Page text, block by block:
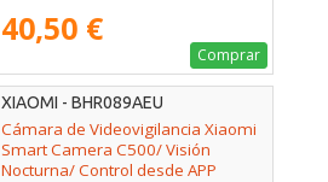
40,50 €
Comprar
XIAOMI - BHR089AEU
Cámara de Videovigilancia Xiaomi
Smart Camera C500/ Visión
Nocturna/ Control desde APP